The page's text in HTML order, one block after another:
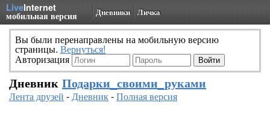
LiveInternet
мобильная версия Дневники Личка
Вы были перенаправлены на мобильную версию
страницы. Вернуться!
Авторизация
Дневник Подарки_своими_руками
Лента друзей -Дневник-Полная версия